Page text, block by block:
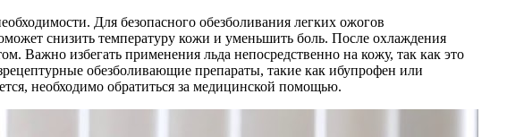
Для безопасного обезболивания легких ожогов
снизить температуру кожи и уменьшить боль. После охлаждения
Важно избегать применения льда непосредственно на кожу, так как это
обезболивающие препараты, такие как ибупрофен или
необходимо обратиться за медицинской помощью.